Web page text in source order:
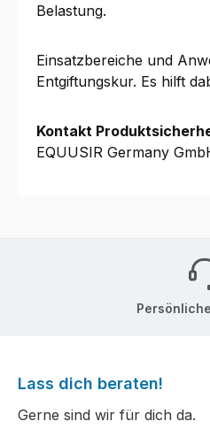
Belastung.
Einsatzbereiche und
Entgiftungskur. Es hilft
Kontakt
EQUUSIR Germany
Lass dich beraten!
Gerne sind wir für dich da.